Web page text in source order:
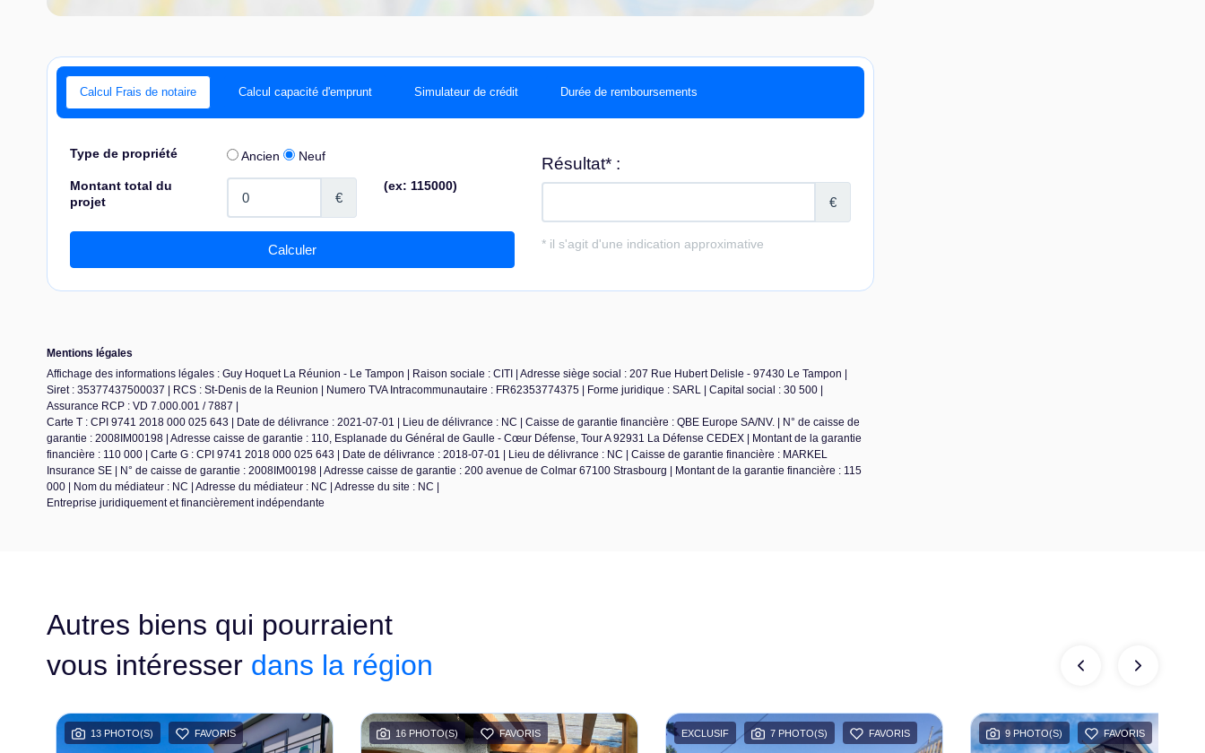
Calcul Frais de notaire Calcul capacité d'emprunt Simulateur de crédit Durée de remboursements
Mentions légales
Affichage des informations légales : Guy Hoquet La Réunion - Le Tampon | Raison sociale : CITI | Adresse siège social : 207 Rue Hubert Delisle - 97430 Le Tampon |
Siret : 35377437500037 | RCS : St-Denis de la Reunion | Numero TVA Intracommunautaire : FR62353774375 | Forme juridique : SARL | Capital social : 30 500 |
Assurance RCP : VD 7.000.001 / 7887 |
Carte T : CPI 9741 2018 000 025 643 | Date de délivrance : 2021-07-01 | Lieu de délivrance : NC | Caisse de garantie financière : QBE Europe SA/NV. | N° de caisse de
garantie : 2008IM00198 | Adresse caisse de garantie : 110, Esplanade du Général de Gaulle - Cœur Défense, Tour A 92931 La Défense CEDEX | Montant de la garantie
financière : 110 000 | Carte G : CPI 9741 2018 000 025 643 | Date de délivrance : 2018-07-01 | Lieu de délivrance : NC | Caisse de garantie financière : MARKEL
Insurance SE | N° de caisse de garantie : 2008IM00198 | Adresse caisse de garantie : 200 avenue de Colmar 67100 Strasbourg | Montant de la garantie financière : 115
000 | Nom du médiateur : NC | Adresse du médiateur : NC | Adresse du site : NC |
Entreprise juridiquement et financièrement indépendante
Autres biens qui pourraient
vous intéresser dans la région
13 PHOTO(S) FAVORIS 16 PHOTO(S) FAVORIS EXCLUSIF 7 PHOTO(S) FAVORIS 9 PHOTO(S) FAVORIS